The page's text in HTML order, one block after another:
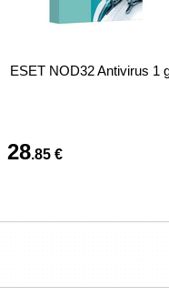
ESET NOD32 Antivirus 1
28.85 €